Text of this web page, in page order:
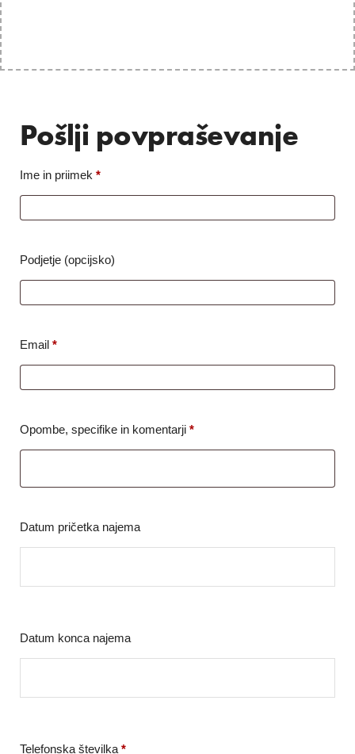
Pošlji povpraševanje
Ime in priimek *
Podjetje (opcijsko)
Email *
Opombe, specifike in komentarji *
Datum pričetka najema
Datum konca najema
Telefonska številka *